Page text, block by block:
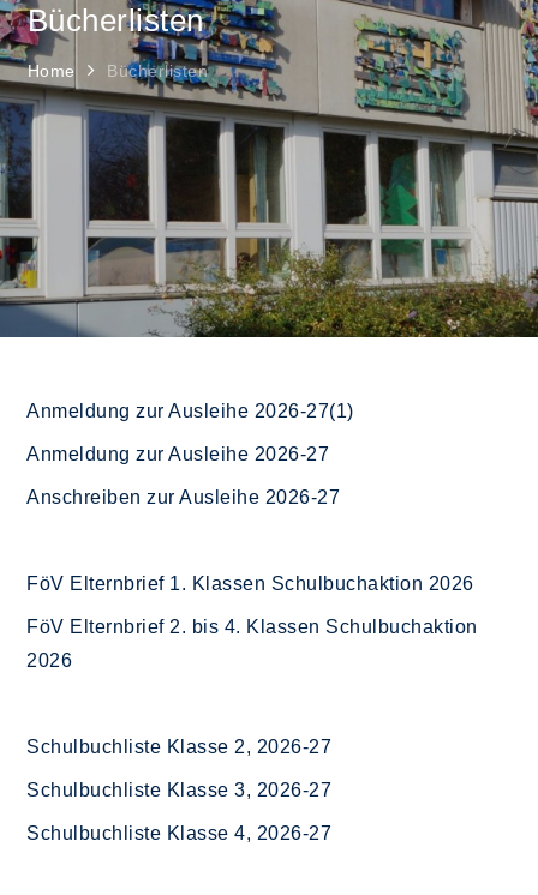
Bücherlisten
Home Bücherlisten
Anmeldung zur Ausleihe 2026-27(1)
Anmeldung zur Ausleihe 2026-27
Anschreiben zur Ausleihe 2026-27
FöV Elternbrief 1. Klassen Schulbuchaktion 2026
FöV Elternbrief 2. bis 4. Klassen Schulbuchaktion
2026
Schulbuchliste Klasse 2, 2026-27
Schulbuchliste Klasse 3, 2026-27
Schulbuchliste Klasse 4, 2026-27